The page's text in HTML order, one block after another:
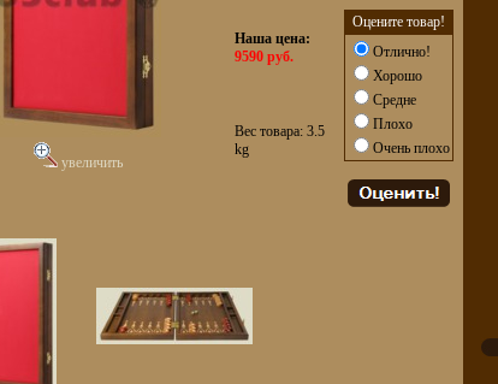
увеличить
Наша цена:
9590 руб.
Оцените товар!
Отлично!
Хорошо
Средне
Плохо
Очень плохо
Вес товара: 3.5
kg